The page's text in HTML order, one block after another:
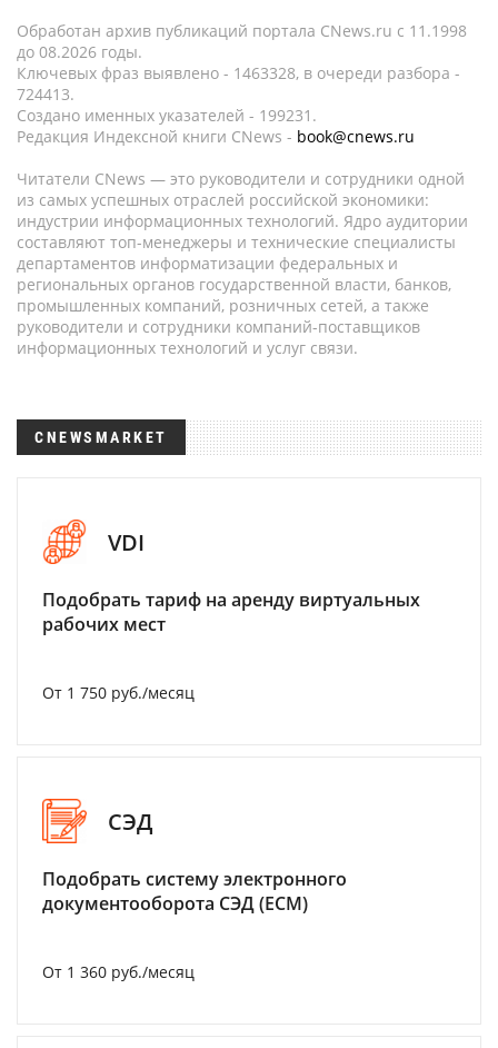
Обработан архив публикаций портала CNews.ru c 11.1998
до 08.2026 годы.
Ключевых фраз выявлено - 1463328, в очереди разбора -
724413.
Создано именных указателей - 199231.
Редакция Индексной книги CNews - book@cnews.ru
Читатели CNews — это руководители и сотрудники одной
из самых успешных отраслей российской экономики:
индустрии информационных технологий. Ядро аудитории
составляют топ-менеджеры и технические специалисты
департаментов информатизации федеральных и
региональных органов государственной власти, банков,
промышленных компаний, розничных сетей, а также
руководители и сотрудники компаний-поставщиков
информационных технологий и услуг связи.
CNEWSMARKET
VDI
Подобрать тариф на аренду виртуальных
рабочих мест
От 1 750 руб./месяц
СЭД
Подобрать систему электронного
документооборота СЭД (ECM)
От 1 360 руб./месяц